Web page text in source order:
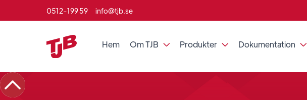
0512-199 59 info@tjb.se
Hem Om TJB  Produkter  Dokumentation 